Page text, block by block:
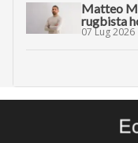
Matteo
rugbista
07 Lug 2026